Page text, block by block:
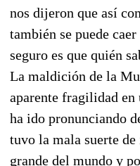
nos dijeron que así
también se puede
seguro es que quién
La maldición de la
aparente fragilidad
ha ido pronunciando
tuvo la mala suerte
grande del mundo y